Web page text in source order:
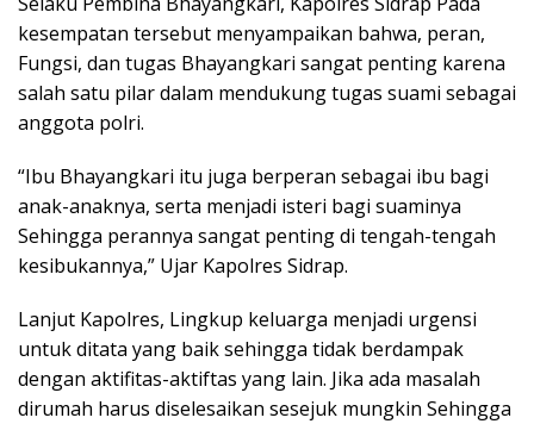
kesempatan tersebut menyampaikan bahwa, peran,
Fungsi, dan tugas Bhayangkari sangat penting karena
salah satu pilar dalam mendukung tugas suami sebagai
anggota polri.
“Ibu Bhayangkari itu juga berperan sebagai ibu bagi
anak-anaknya, serta menjadi isteri bagi suaminya
Sehingga perannya sangat penting di tengah-tengah
kesibukannya,” Ujar Kapolres Sidrap.
Lanjut Kapolres, Lingkup keluarga menjadi urgensi
untuk ditata yang baik sehingga tidak berdampak
dengan aktifitas-aktiftas yang lain. Jika ada masalah
dirumah harus diselesaikan sesejuk mungkin Sehingga